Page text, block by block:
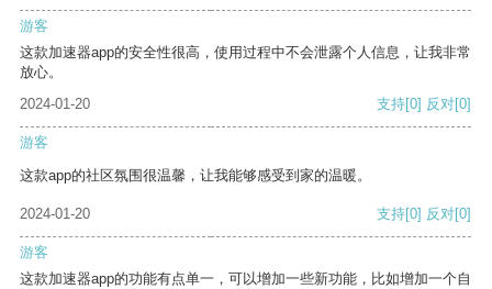
游客
这款加速器app的安全性很高，使用过程中不会泄露个人信息，让我非常
放心。
2024-01-20
支持[0] 反对[0]
游客
这款app的社区氛围很温馨，让我能够感受到家的温暖。
2024-01-20 支持[0] 反对[0]
游客
这款加速器app的功能有点单一，可以增加一些新功能，比如增加一个自